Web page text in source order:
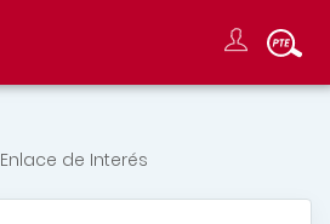
Enlace de Interés